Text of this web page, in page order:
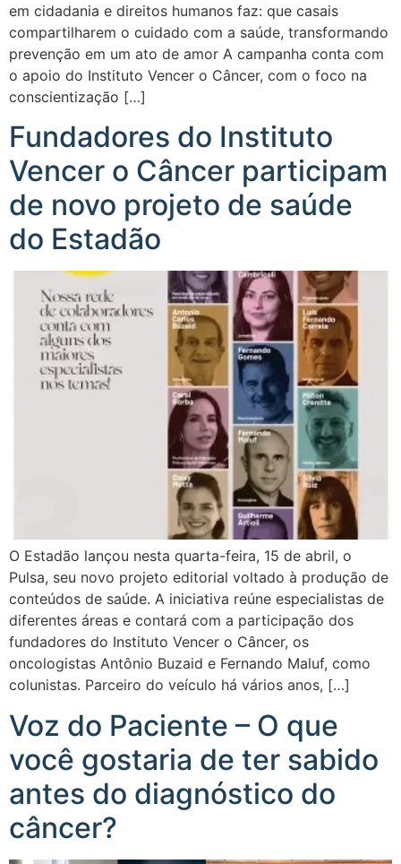
em cidadania e direitos humanos faz: que casais
compartilharem o cuidado com a saúde, transformando
prevenção em um ato de amor A campanha conta com
o apoio do Instituto Vencer o Câncer, com o foco na
conscientização […]
Fundadores do Instituto
Vencer o Câncer participam
de novo projeto de saúde
do Estadão
O Estadão lançou nesta quarta-feira, 15 de abril, o
Pulsa, seu novo projeto editorial voltado à produção de
conteúdos de saúde. A iniciativa reúne especialistas de
diferentes áreas e contará com a participação dos
fundadores do Instituto Vencer o Câncer, os
oncologistas Antônio Buzaid e Fernando Maluf, como
colunistas. Parceiro do veículo há vários anos, […]
Voz do Paciente – O que
você gostaria de ter sabido
antes do diagnóstico do
câncer?